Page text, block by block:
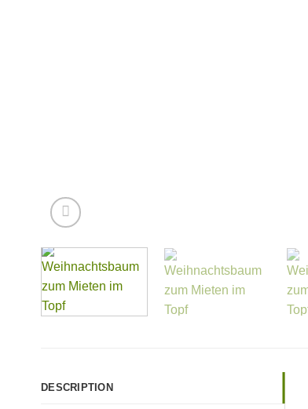
DESCRIPTION